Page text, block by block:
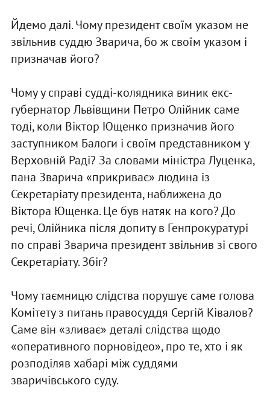
Йдемо далі. Чому президент своїм указом не
звільнив суддю Зварича, бо ж своїм указом і
призначав його?
Чому у справі судді-колядника виник екс-
губернатор Львівщини Петро Олійник саме
тоді, коли Віктор Ющенко призначив його
заступником Балоги і своїм представником у
Верховній Раді? За словами міністра Луценка,
пана Зварича «прикриває» людина із
Секретаріату президента, наближена до
Віктора Ющенка. Це був натяк на кого? До
речі, Олійника після допиту в Генпрокуратурі
по справі Зварича президент звільнив зі свого
Секретаріату. Збіг?
Чому таємницю слідства порушує саме голова
Комітету з питань правосуддя Сергій Ківалов?
Саме він «зливає» деталі слідства щодо
«оперативного порновідео», про те, хто і як
розподіляв хабарі між суддями
зваричівського суду.